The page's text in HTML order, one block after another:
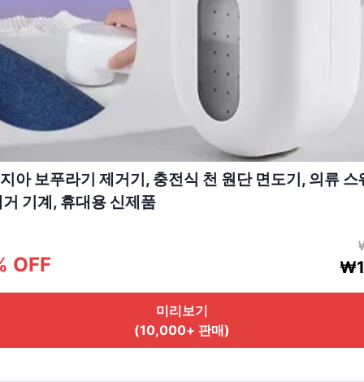
아 보푸라기 제거기, 충전식 천 원단 면도기, 의류 스
기계, 휴대용 신제품
OFF
미리보기
(10,000+ 판매)